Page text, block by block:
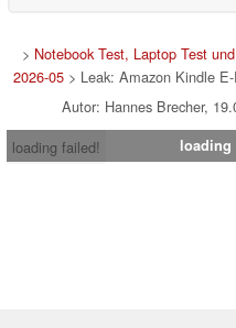
> Notebook Test, Laptop Test
2026-05> Leak: Amazon Kindle E-
Autor: Hannes Brecher,
loading failed!
loading